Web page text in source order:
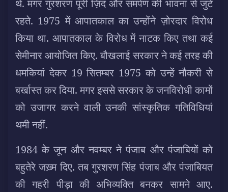
थे. मगर गुरशरण पूरी ज़िद और समर्पण की भावना से जुटे
रहते. 1975 में आपातकाल का उन्होंने ज़ोरदार विरोध
किया था. आपातकाल के विरोध में नाटक किए तथा कई
सेमीनार आयोजित किए. बौखलाई सरकार ने कई तरह की
धमकियां देकर 19 सितम्बर 1975 को उन्हें नौकरी से
बर्खास्त कर दिया. मगर इससे सरकार के जनविरोधी कामों
को उजागर करने वाली उनकी सांस्कृतिक गतिविधियां
थमी नहीं.
1984 के जून और नवम्बर ने पंजाब और पंजाबियों को
बहुतेरे जख़्म दिए. तब गुरशरण सिंह पंजाब और पंजाबियत
की गहरी पीड़ा की अभिव्यक्ति बनकर सामने आए.